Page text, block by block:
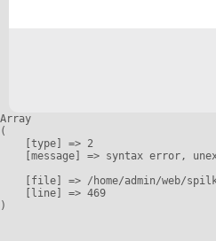
Array
(
    [type] => 2
[message] => syntax error,
[file] => /home/admin/web/
    [line] => 469